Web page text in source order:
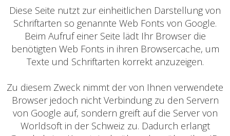
Diese Seite nutzt zur einheitlichen Darstellung von
Schriftarten so genannte Web Fonts von Google.
Beim Aufruf einer Seite lädt Ihr Browser die
benötigten Web Fonts in ihren Browsercache, um
Texte und Schriftarten korrekt anzuzeigen.
Zu diesem Zweck nimmt der von Ihnen verwendete
Browser jedoch nicht Verbindung zu den Servern
von Google auf, sondern greift auf die Server von
Worldsoft in der Schweiz zu. Dadurch erlangt